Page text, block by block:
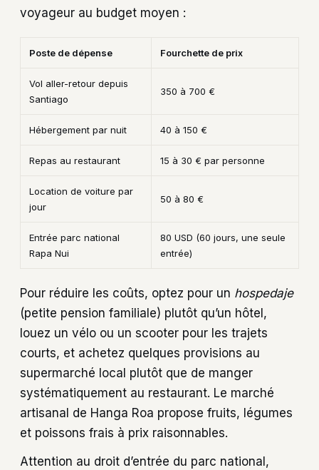
voyageur au budget moyen :
Poste de dépense Fourchette de prix
Vol aller-retour depuis
Santiago
350 à 700 €
Hébergement par nuit 40 à 150 €
Repas au restaurant 15 à 30 € par personne
Location de voiture par
jour
50 à 80 €
Entrée parc national
Rapa Nui
80 USD (60 jours, une seule
entrée)
Pour réduire les coûts, optez pour un hospedaje
(petite pension familiale) plutôt qu’un hôtel,
louez un vélo ou un scooter pour les trajets
courts, et achetez quelques provisions au
supermarché local plutôt que de manger
systématiquement au restaurant. Le marché
artisanal de Hanga Roa propose fruits, légumes
et poissons frais à prix raisonnables.
Attention au droit d’entrée du parc national,